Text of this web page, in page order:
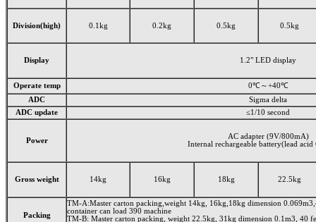
Division(high) 0.1kg 0.2kg 0.5kg 0.5kg
Display 1.2" LED display
Operate temp
0℃～+40℃
ADC
Sigma delta
ADC update
≤1/10 second
Power
AC adapter (9V/800mA)
Internal rechargeable battery(lead
Gross weight 14kg 16kg 18kg 22.5kg
Packing
TM-A:Master carton packing,weight 14kg, 16kg,18kg dimension
container can load 390 machine
TM-B: Master carton packing, weight 22.5kg, 31kg dimension 0.1m3, 40